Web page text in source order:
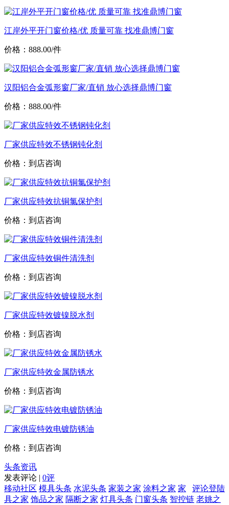
江岸外平开门窗价格/优 质量可靠 找准鼎博门窗
价格：888.00/件
汉阳铝合金弧形窗厂家/直销 放心选择鼎博门窗
价格：888.00/件
厂家供应特效不锈钢钝化剂
价格：到店咨询
厂家供应特效抗铜氯保护剂
价格：到店咨询
厂家供应特效铜件清洗剂
价格：到店咨询
厂家供应特效镀镍脱水剂
价格：到店咨询
厂家供应特效金属防锈水
价格：到店咨询
厂家供应特效电镀防锈油
价格：到店咨询
头条资讯
发表评论 | 0评
评论登陆
移动社区 模具头条 水泥头条 家装之家 涂料之家 家
具之家 饰品之家 隔断之家 灯具头条 门窗头条 智控链 老姚之